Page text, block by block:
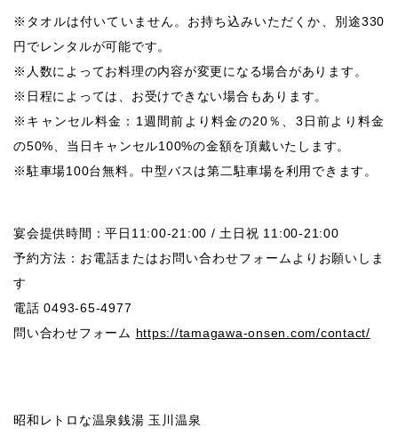
※タオルは付いていません。お持ち込みいただくか、別途330
円でレンタルが可能です。
※人数によってお料理の内容が変更になる場合があります。
※日程によっては、お受けできない場合もあります。
※キャンセル料金：1週間前より料金の20％、3日前より料金
の50%、当日キャンセル100%の金額を頂戴いたします。
※駐車場100台無料。中型バスは第二駐車場を利用できます。
宴会提供時間：平日11:00-21:00 / 土日祝 11:00-21:00
予約方法：お電話またはお問い合わせフォームよりお願いしま
す
電話 0493-65-4977
問い合わせフォーム https://tamagawa-onsen.com/contact/
昭和レトロな温泉銭湯 玉川温泉